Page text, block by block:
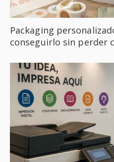
Packaging
conseguirlo sin perder